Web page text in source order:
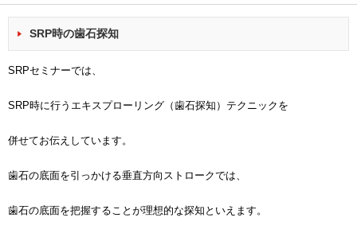
SRP時の歯石探知
SRPセミナーでは、
SRP時に行うエキスプローリング（歯石探知）テクニックを
併せてお伝えしています。
歯石の底面を引っかける垂直方向ストロークでは、
歯石の底面を把握することが理想的な探知といえます。